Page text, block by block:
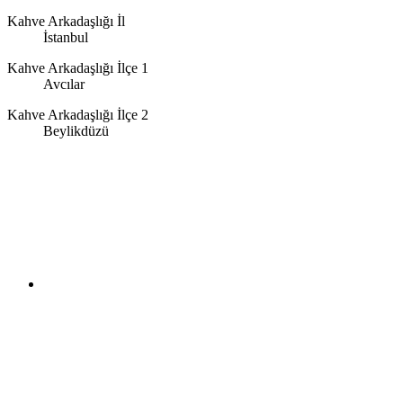
Kahve Arkadaşlığı İl
İstanbul
Kahve Arkadaşlığı İlçe 1
Avcılar
Kahve Arkadaşlığı İlçe 2
Beylikdüzü